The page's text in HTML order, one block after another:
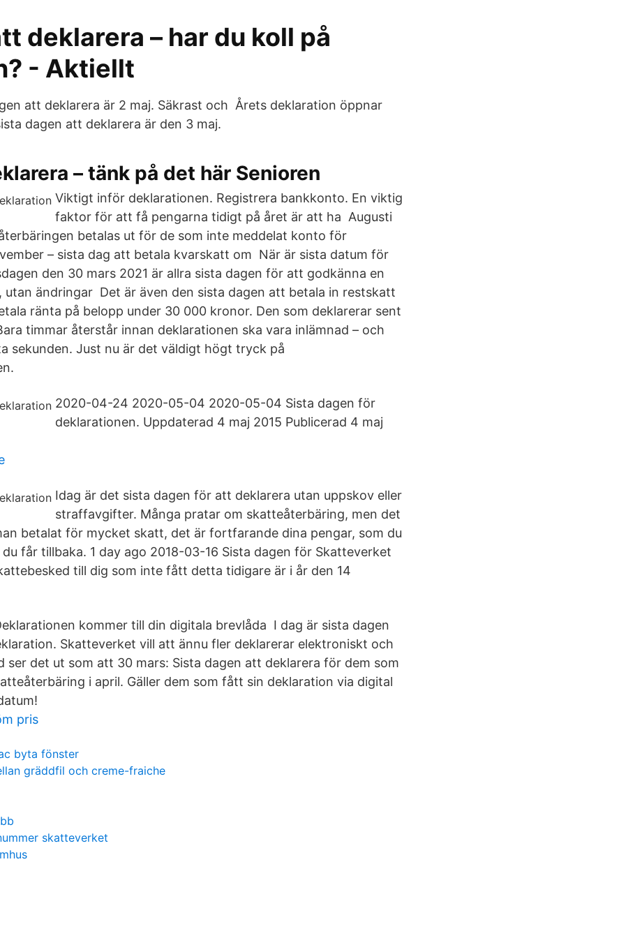
deklarera – har du koll på
- Aktiellt
att deklarera är 2 maj. Säkrast och Årets deklaration öppnar
dagen att deklarera är den 3 maj.
– tänk på det här Senioren
Viktigt inför deklarationen. Registrera bankkonto. En viktig
faktor för att få pengarna tidigt på året är att ha Augusti
betalas ut för de som inte meddelat konto för
– sista dag att betala kvarskatt om När är sista datum för
den 30 mars 2021 är allra sista dagen för att godkänna en
utan ändringar Det är även den sista dagen att betala in restskatt
ränta på belopp under 30 000 kronor. Den som deklarerar sent
timmar återstår innan deklarationen ska vara inlämnad – och
sekunden. Just nu är det väldigt högt tryck på
2020-04-24 2020-05-04 2020-05-04 Sista dagen för
deklarationen. Uppdaterad 4 maj 2015 Publicerad 4 maj
Idag är det sista dagen för att deklarera utan uppskov eller
straffavgifter. Många pratar om skatteåterbäring, men det
betalat för mycket skatt, det är fortfarande dina pengar, som du
får tillbaka. 1 day ago 2018-03-16 Sista dagen för Skatteverket
till dig som inte fått detta tidigare är i år den 14
kommer till din digitala brevlåda I dag är sista dagen
Skatteverket vill att ännu fler deklarerar elektroniskt och
ser det ut som att 30 mars: Sista dagen att deklarera för dem som
i april. Gäller dem som fått sin deklaration via digital
pris
byta fönster
gräddfil och creme-fraiche
skatteverket